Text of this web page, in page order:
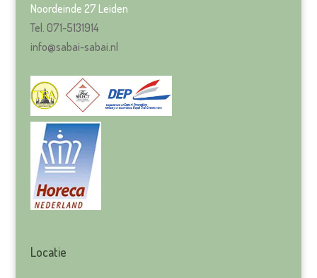
Noordeinde 27 Leiden
Tel. 071-5131914
info@sabai-sabai.nl
Locatie